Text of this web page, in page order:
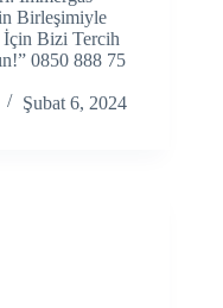
Birleşimiyle
İçin Bizi Tercih
0850 888 75
Şubat 6, 2024